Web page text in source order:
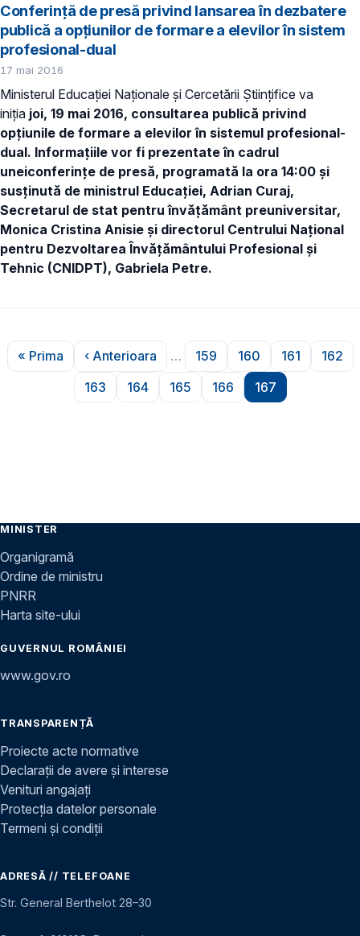
Conferinţă de presă privind lansarea în dezbatere
publică a opţiunilor de formare a elevilor în sistem
profesional-dual
17 mai 2016
Ministerul Educaţiei Naţionale şi Cercetării Ştiinţifice va
iniţia joi, 19 mai 2016, consultarea publică privind
opţiunile de formare a elevilor în sistemul profesional-
dual. Informaţiile vor fi prezentate în cadrul
uneiconferinţe de presă, programată la ora 14:00 şi
susţinută de ministrul Educaţiei, Adrian Curaj,
Secretarul de stat pentru învăţământ preuniversitar,
Monica Cristina Anisie şi directorul Centrului Naţional
pentru Dezvoltarea Învăţământului Profesional şi
Tehnic (CNIDPT), Gabriela Petre.
Paginare
Prima pagină
« Prima
Pagina anterioară
‹ Anterioara …
Pagina
159
Pagina
160
Pagina
161 162
Pagina
163
Pagina
164
Pagina
165
Pagina
166
Pagina
167
MINISTER
Organigramă
Ordine de ministru
PNRR
Harta site-ului
GUVERNUL ROMÂNIEI
www.gov.ro
TRANSPARENȚĂ
Proiecte acte normative
Declarații de avere și interese
Venituri angajați
Protecția datelor personale
Termeni și condiții
ADRESĂ // TELEFOANE
Str. General Berthelot 28–30